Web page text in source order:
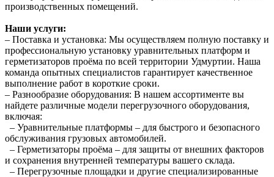
производственных помещений.
Наши услуги:
– Поставка и установка: Мы осуществляем полную поставку и
профессиональную установку уравнительных платформ и
герметизаторов проёма по всей территории Удмуртии. Наша
команда опытных специалистов гарантирует качественное
выполнение работ в короткие сроки.
– Разнообразие оборудования: В нашем ассортименте вы
найдете различные модели перегрузочного оборудования,
включая:
– Уравнительные платформы – для быстрого и безопасного
обслуживания грузовых автомобилей.
– Герметизаторы проёма – для защиты от внешних факторов
и сохранения внутренней температуры вашего склада.
– Перегрузочные площадки и другие специализированные